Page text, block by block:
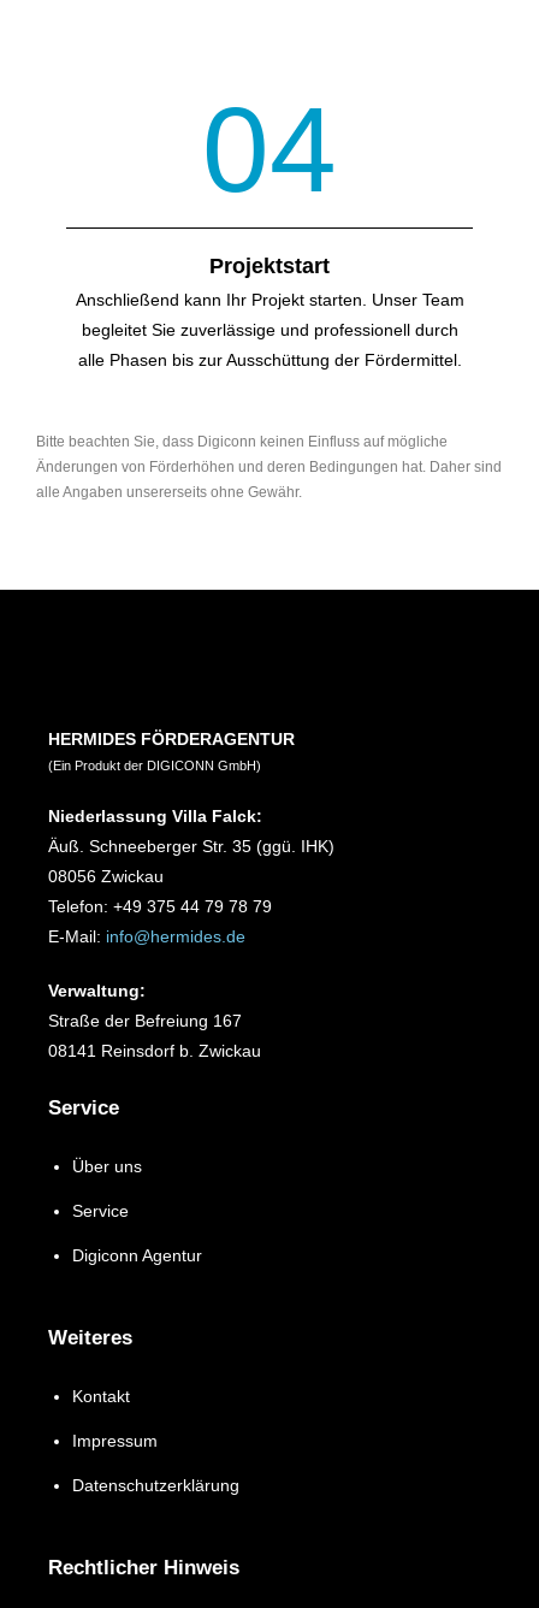
04
Projektstart
Anschließend kann Ihr Projekt starten. Unser Team
begleitet Sie zuverlässige und professionell durch
alle Phasen bis zur Ausschüttung der Fördermittel.
Bitte beachten Sie, dass Digiconn keinen Einfluss auf mögliche
Änderungen von Förderhöhen und deren Bedingungen hat. Daher sind
alle Angaben unsererseits ohne Gewähr.
HERMIDES FÖRDERAGENTUR
(Ein Produkt der DIGICONN GmbH)
Niederlassung Villa Falck:
Äuß. Schneeberger Str. 35 (ggü. IHK)
08056 Zwickau
Telefon: +49 375 44 79 78 79
E-Mail: info@hermides.de
Verwaltung:
Straße der Befreiung 167
08141 Reinsdorf b. Zwickau
Service
Über uns
Service
Digiconn Agentur
Weiteres
Kontakt
Impressum
Datenschutzerklärung
Rechtlicher Hinweis